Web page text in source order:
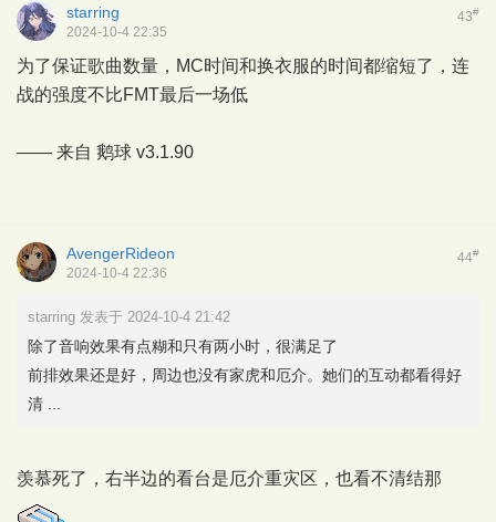
43#
starring
2024-10-4 22:35
为了保证歌曲数量，MC时间和换衣服的时间都缩短了，连
战的强度不比FMT最后一场低
—— 来自 鹅球 v3.1.90
44#
AvengerRideon
2024-10-4 22:36
starring 发表于 2024-10-4 21:42
除了音响效果有点糊和只有两小时，很满足了
前排效果还是好，周边也没有家虎和厄介。她们的互动都看得好
清 ...
羡慕死了，右半边的看台是厄介重灾区，也看不清结那